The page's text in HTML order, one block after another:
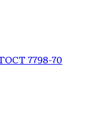
7798-70